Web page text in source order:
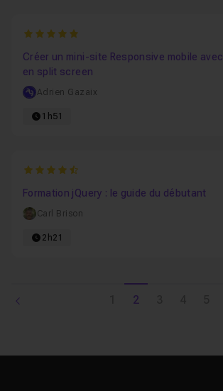
5
Créer un mini-site Responsive mobile
en split screen
Adrien Gazaix
1h51
4.975
Formation jQuery : le guide du débutant
Carl Brison
2h21
2